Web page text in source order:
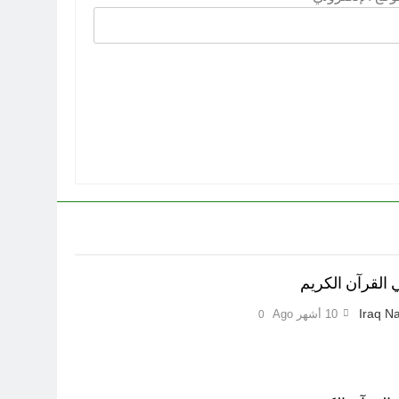
القرآن الكريم
Iraq 10 أشهر Ago 0